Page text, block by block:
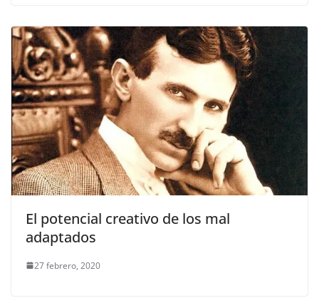
El potencial creativo de los mal
adaptados
27 febrero, 2020